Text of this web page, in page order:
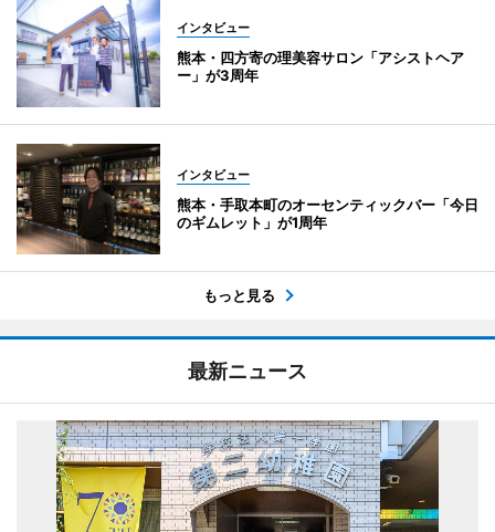
インタビュー
熊本・四方寄の理美容サロン「アシストヘア
ー」が3周年
インタビュー
熊本・手取本町のオーセンティックバー「今日
のギムレット」が1周年
もっと見る
最新ニュース